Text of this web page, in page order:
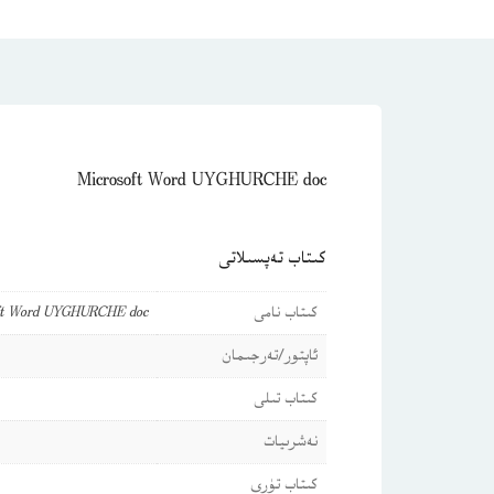
Microsoft Word UYGHURCHE doc
كىتاب تەپسىلاتى
كىتاب نامى
Word UYGHURCHE doc
ئاپتور/تەرجىمان
كىتاب تىلى
نەشرىيات
كىتاب تۈرى